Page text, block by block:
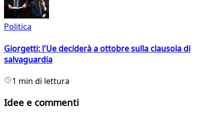
Politica
Giorgetti: l'Ue deciderà a ottobre sulla clausola di
salvaguardia
1 min di lettura
Idee e commenti